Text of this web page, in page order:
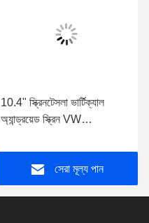
10.4" স্ক্রিনটেসলা ভার্টিক্যাল
অ্যান্ড্রয়েড স্ক্রিন VW
2011-2018 গাড়ির মাল্টিমিডিয়া
স্টেরিও জিপিএস কারপ্লে প্লেয়ারের
জন্য
সেরা মূল্য পান